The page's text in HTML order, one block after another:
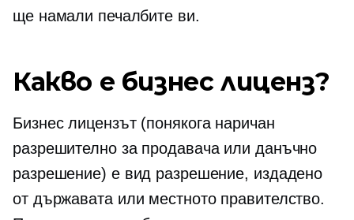
ще намали печалбите ви.
Какво е бизнес лиценз?
Бизнес лицензът (понякога наричан
разрешително за продавача или данъчно
разрешение) е вид разрешение, издадено
от държавата или местното правителство.